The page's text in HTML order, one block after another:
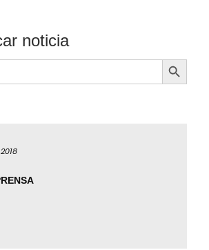
noticia
Botón de búsqueda
2018